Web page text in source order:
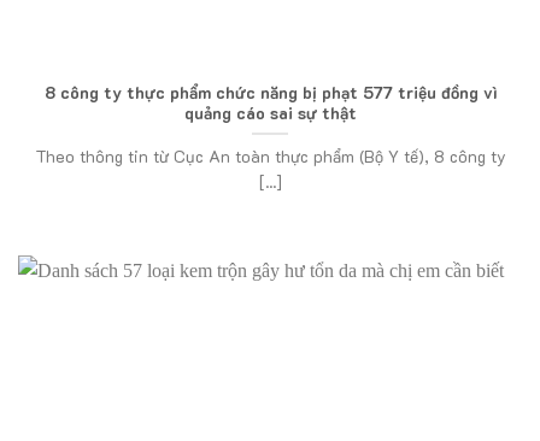
8 công ty thực phẩm chức năng bị phạt 577 triệu đồng vì
quảng cáo sai sự thật
Theo thông tin từ Cục An toàn thực phẩm (Bộ Y tế), 8 công ty
[...]